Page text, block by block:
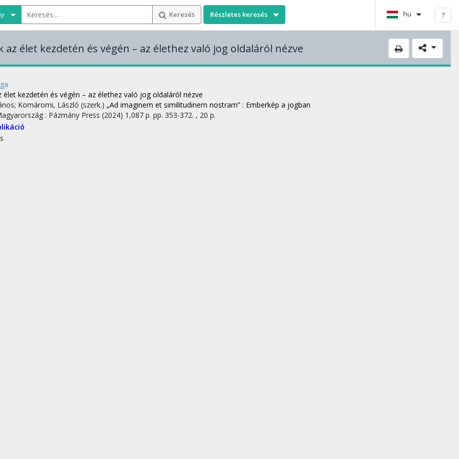
Keresés Részletes keresés hu ?
az élet kezdetén és végén – az élethez való jog oldaláról nézve
élet kezdetén és végén – az élethez való jog oldaláról nézve
Komáromi, László (szerk.) „Ad imaginem et similitudinem nostram” : Emberkép a jogban
: Pázmány Press (2024) 1,087 p. pp. 353-372. , 20 p.